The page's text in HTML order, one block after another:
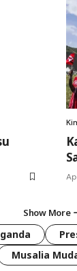
Show More
Musalia